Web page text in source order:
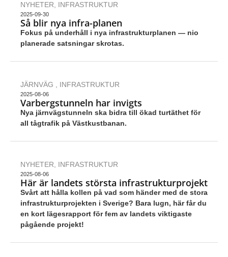
NYHETER, INFRASTRUKTUR
2025-09-30
Så blir nya infra-planen
Fokus på underhåll i nya infrastrukturplanen — nio
planerade satsningar skrotas.
JÄRNVÄG , INFRASTRUKTUR
2025-08-06
Varbergstunneln har invigts
Nya järnvägstunneln ska bidra till ökad turtäthet för
all tågtrafik på Västkustbanan.
NYHETER, INFRASTRUKTUR
2025-08-06
Här är landets största infrastrukturprojekt
Svårt att hålla kollen på vad som händer med de stora
infrastrukturprojekten i Sverige? Bara lugn, här får du
en kort lägesrapport för fem av landets viktigaste
pågående projekt!